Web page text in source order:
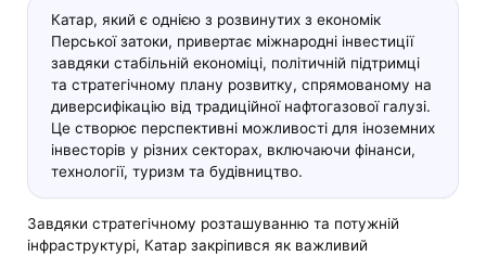
Катар, який є однією з розвинутих з економік
Перської затоки, привертає міжнародні інвестиції
завдяки стабільній економіці, політичній підтримці
та стратегічному плану розвитку, спрямованому на
диверсифікацію від традиційної нафтогазової галузі.
Це створює перспективні можливості для іноземних
інвесторів у різних секторах, включаючи фінанси,
технології, туризм та будівництво.
Завдяки стратегічному розташуванню та потужній
інфраструктурі, Катар закріпився як важливий